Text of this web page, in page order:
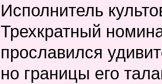
Исполнитель
Трехкратный
прославился
но границы его